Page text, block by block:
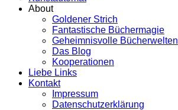
About
Goldener Strich
Fantastische Büchermagie
Geheimnisvolle Bücherwelten
Das Blog
Kooperationen
Liebe Links
Kontakt
Impressum
Datenschutzerklärung